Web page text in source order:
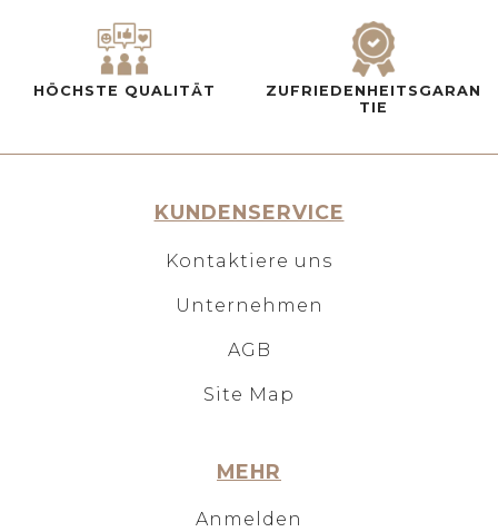
HÖCHSTE QUALITÄT
ZUFRIEDENHEITSGARAN
TIE
KUNDENSERVICE
Kontaktiere uns
Unternehmen
AGB
Site Map
MEHR
Anmelden